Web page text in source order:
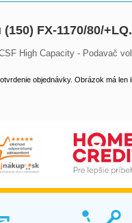
FX-1170/80/
High Capacity - Podavač
objednávky. Obrázok má len